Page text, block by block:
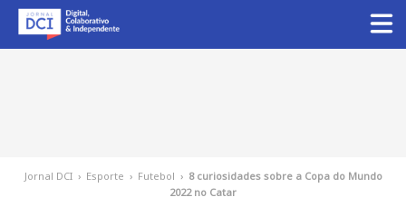
Jornal DCI › Esporte › Futebol › 8 curiosidades sobre a Copa do Mundo
2022 no Catar